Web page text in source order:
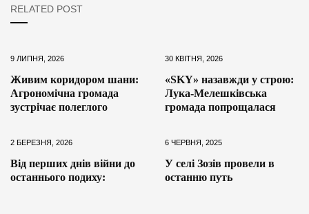
RELATED POST
9 ЛИПНЯ, 2026
Живим коридором шани:
Агрономічна громада
зустрічає полеглого
30 КВІТНЯ, 2026
«SKY» назавжди у строю:
Лука-Мелешківська
громада попрощалася
2 БЕРЕЗНЯ, 2026
Від перших днів війни до
останнього подиху:
6 ЧЕРВНЯ, 2025
У селі Зозів провели в
останню путь